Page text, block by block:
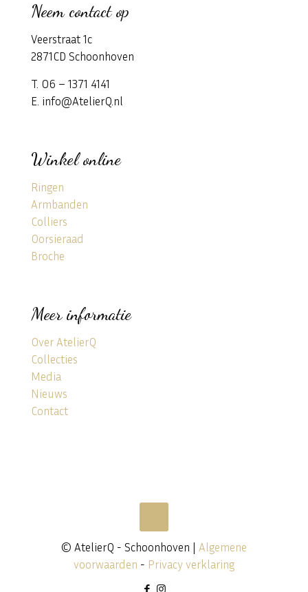
Neem contact op
Veerstraat 1c
2871CD Schoonhoven
T. 06 – 1371 4141
E. info@AtelierQ.nl
Winkel online
Ringen
Armbanden
Colliers
Oorsieraad
Broche
Meer informatie
Over AtelierQ
Collecties
Media
Nieuws
Contact
© AtelierQ - Schoonhoven | Algemene
voorwaarden - Privacy verklaring